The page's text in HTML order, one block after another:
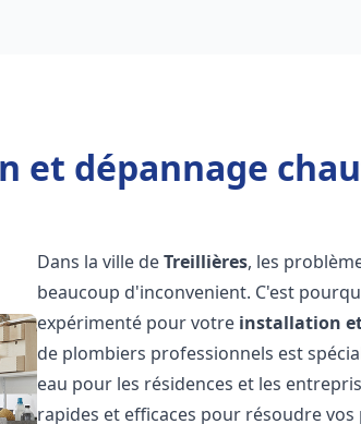
et dépannage
Dans la ville deTreillières, les
beaucoup d'inconvenient. C'est
expérimenté pour votre installation
de plombiers professionnels est
eau pour les résidences et les
rapides et efficaces pour résoudre